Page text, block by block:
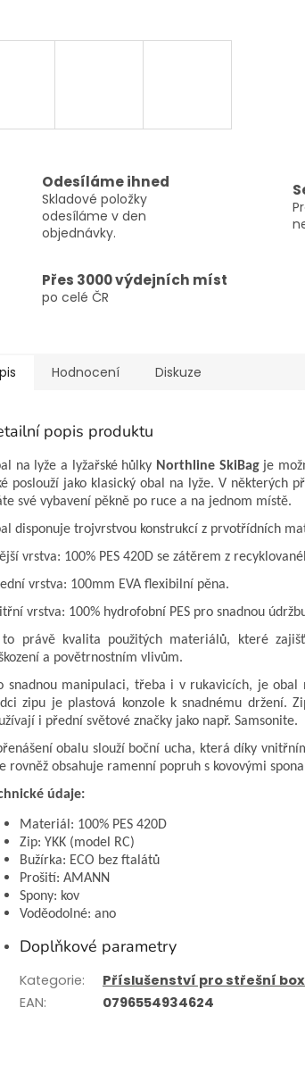
Odesíláme ihned
Skladové položky
odesíláme v den
objednávky.
Přes 3000 výdejních míst
po celé ČR
Hodnocení Diskuze
popis produktu
na lyže a lyžařské hůlky Northline SkiBagje
poslouží jako klasický obal na lyže. V některých
své vybavení pěkně po ruce a na jednom místě.
disponuje trojvrstvou konstrukcí z prvotřídních
vrstva: 100% PES 420D se zátěrem z
vrstva: 100mm EVA flexibilní pěna.
vrstva: 100% hydrofobní PES pro snadnou
to právě kvalita použitých materiálů, které
a povětrnostním vlivům.
snadnou manipulaci, třeba i v rukavicích, je
zipu je plastová konzole k snadnému držení.
i přední světové značky jako např. Samsonite.
obalu slouží boční ucha, která díky
rovněž obsahuje ramenní popruh s kovovými
údaje:
Materiál: 100% PES 420D
Zip: YKK (model RC)
Bužírka: ECO bez ftalátů
Prošití: AMANN
Spony: kov
Voděodolné: ano
Doplňkové parametry
Kategorie:
Příslušenství pro střešní
EAN: 0796554934624